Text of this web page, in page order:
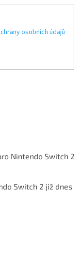
osobních údajů
Nintendo Switch 2
Switch 2 již dnes